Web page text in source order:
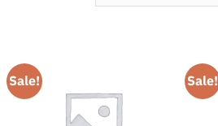
Sale! Sale!